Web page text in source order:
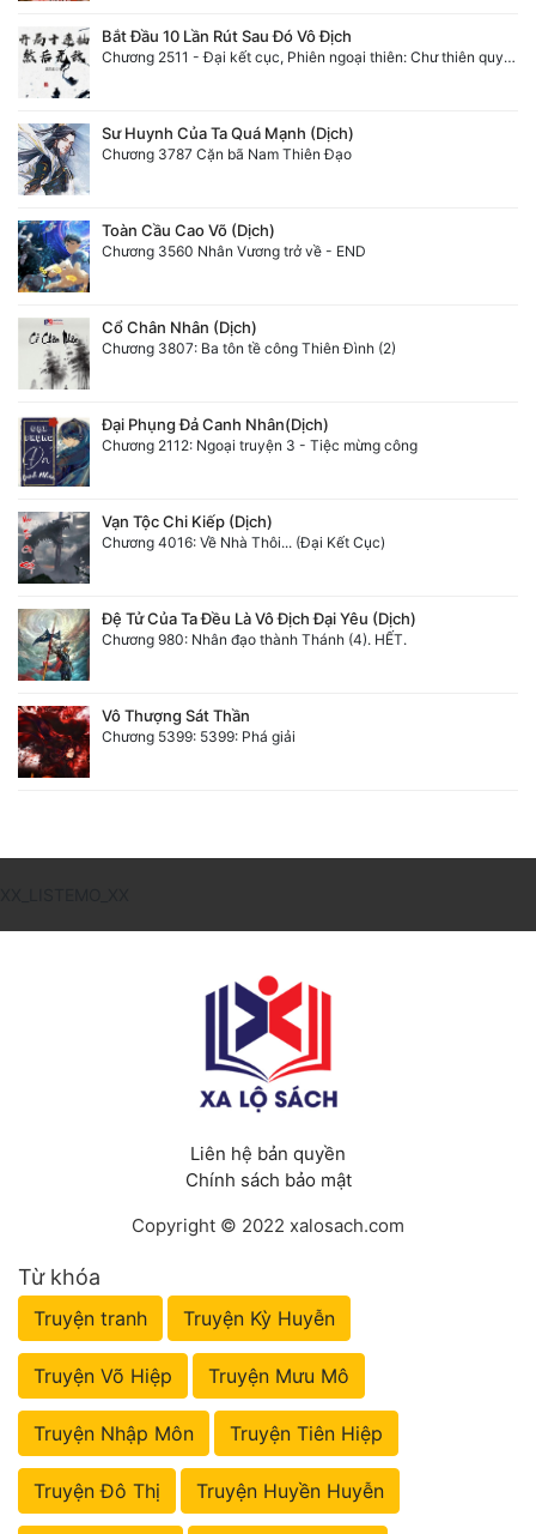
Bắt Đầu 10 Lần Rút Sau Đó Vô Địch
Chương 2511 - Đại kết cục, Phiên ngoại thiên: Chư thiên quy nhất giới, vĩnh hằng thế giới. Hết!
Sư Huynh Của Ta Quá Mạnh (Dịch)
Chương 3787 Cặn bã Nam Thiên Đạo
Toàn Cầu Cao Võ (Dịch)
Chương 3560 Nhân Vương trở về - END
Cổ Chân Nhân (Dịch)
Chương 3807: Ba tôn tề công Thiên Đình (2)
Đại Phụng Đả Canh Nhân(Dịch)
Chương 2112: Ngoại truyện 3 - Tiệc mừng công
Vạn Tộc Chi Kiếp (Dịch)
Chương 4016: Về Nhà Thôi... (Đại Kết Cục)
Đệ Tử Của Ta Đều Là Vô Địch Đại Yêu (Dịch)
Chương 980: Nhân đạo thành Thánh (4). HẾT.
Vô Thượng Sát Thần
Chương 5399: 5399: Phá giải
Liên hệ bản quyền
Chính sách bảo mật
Copyright © 2022 xalosach.com
Từ khóa
Truyện tranh Truyện Kỳ Huyễn
Truyện Võ Hiệp Truyện Mưu Mô
Truyện Nhập Môn Truyện Tiên Hiệp
Truyện Đô Thị Truyện Huyền Huyễn